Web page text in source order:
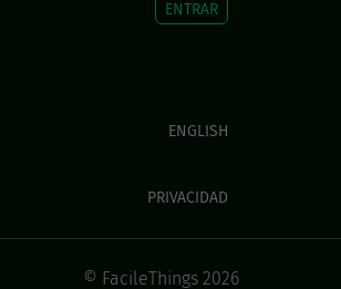
ENTRAR
ENGLISH
PRIVACIDAD
© FacileThings 2026